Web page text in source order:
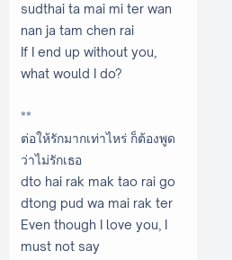
sudthai ta mai mi ter wan
nan ja tam chen rai
If I end up without you,
what would I do?
**
ต่อให้รักมากเท่าไหร่ ก็ต้องพูด
ว่าไม่รักเธอ
dto hai rak mak tao rai go
dtong pud wa mai rak ter
Even though I love you, I
must not say